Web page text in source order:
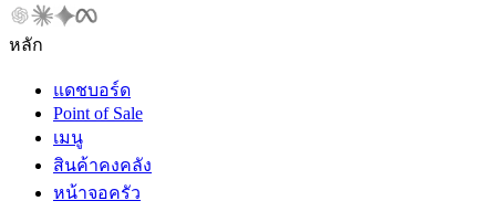
หลัก
แดชบอร์ด
Point of Sale
เมนู
สินค้าคงคลัง
หน้าจอครัว